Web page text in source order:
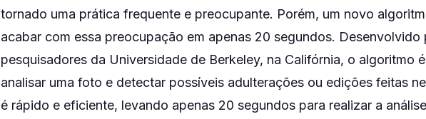
tornado uma prática frequente e preocupante. Porém, um novo
acabar com essa preocupação em apenas 20 segundos. Desenvolvido
pesquisadores da Universidade de Berkeley, na Califórnia, o algoritmo
analisar uma foto e detectar possíveis adulterações ou edições feitas
é rápido e eficiente, levando apenas 20 segundos para realizar a